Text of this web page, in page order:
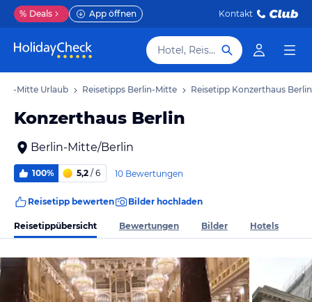
% Deals App öffnen Kontakt
Hotel, Reiseziel
Mitte Urlaub Reisetipps Berlin-Mitte Reisetipp Konzerthaus Berlin
Konzerthaus Berlin
Berlin-Mitte/Berlin
100% 5,2 / 6 10 Bewertungen
Reisetipp bewerten Bilder hochladen
Reisetippübersicht Bewertungen Bilder Hotels